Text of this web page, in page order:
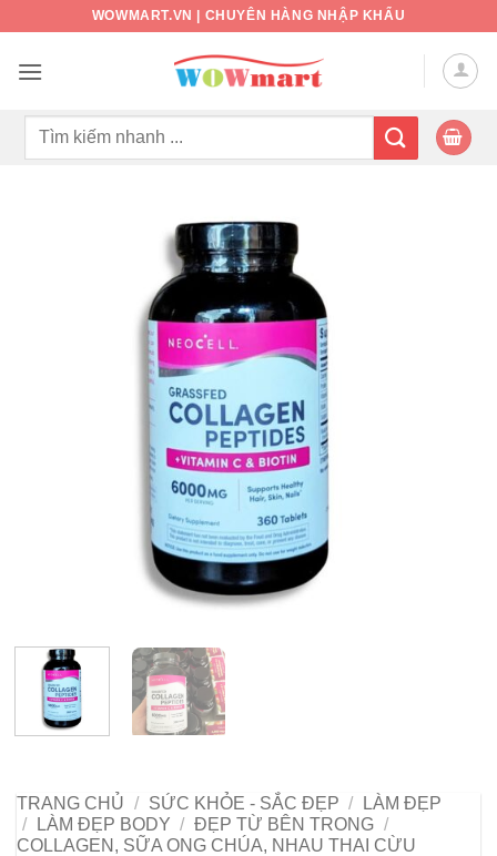
nội
WOWMART.VN | CHUYÊN HÀNG NHẬP KHẨU
Tìm
TRANG CHỦ / SỨC KHỎE - SẮC ĐẸP /
LÀM ĐẸP
/
LÀM ĐẸP BODY / ĐẸP TỪ BÊN TRONG /
COLLAGEN, SỮA ONG CHÚA, NHAU THAI CỪU